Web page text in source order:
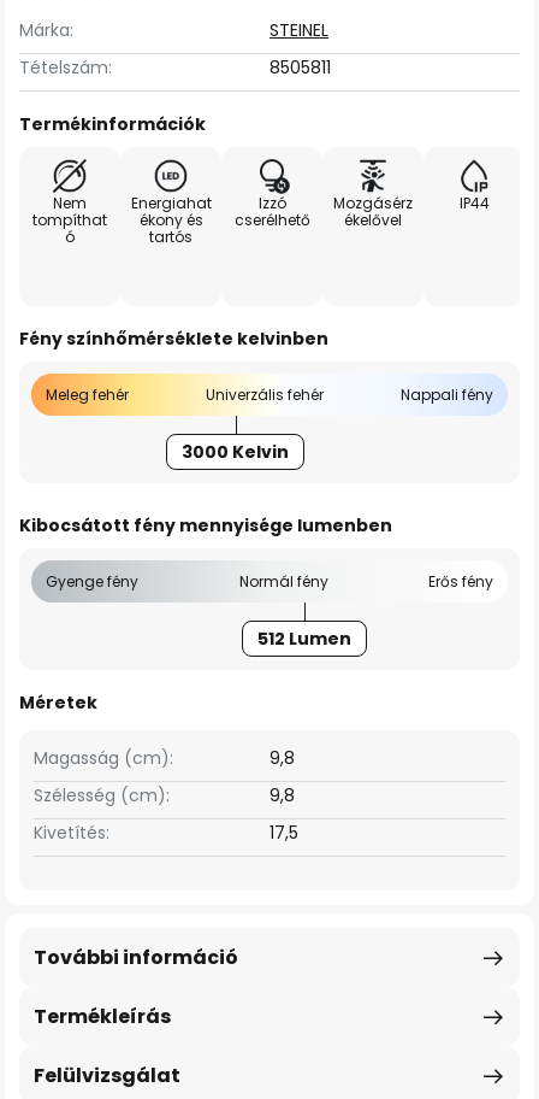
Márka:
STEINEL
Tételszám:
8505811
Termékinformációk
Nem
tompíthat
ó
Energiahat
ékony és
tartós
Izzó
cserélhető
Mozgásérz
ékelővel
IP44
Fény színhőmérséklete kelvinben
Meleg fehér Univerzális fehér Nappali fény
3000 Kelvin
Kibocsátott fény mennyisége lumenben
Gyenge fény Normál fény Erős fény
512 Lumen
Méretek
Szélesség (cm): 9,8
Magasság (cm): 9,8
Kivetítés: 17,5
Termékleírás
További információ
Felülvizsgálat